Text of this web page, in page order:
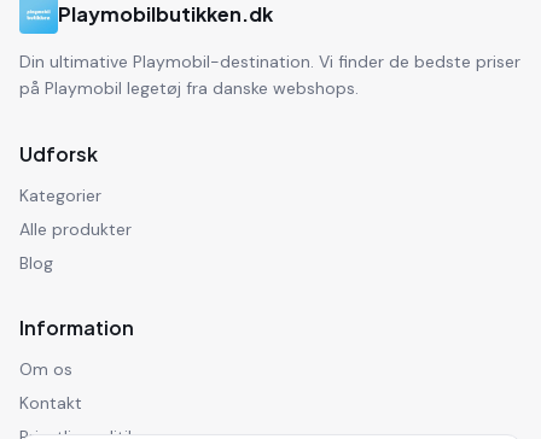
Playmobilbutikken.dk
Din ultimative Playmobil-destination. Vi finder de bedste priser
på Playmobil legetøj fra danske webshops.
Udforsk
Kategorier
Alle produkter
Blog
Information
Om os
Kontakt